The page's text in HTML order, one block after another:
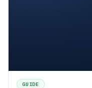
GUIDE